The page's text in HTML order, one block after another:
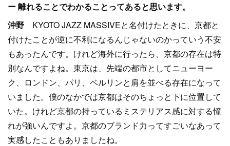
ー 離れることでわかることってあると思います。
沖野 KYOTO JAZZ MASSIVEと名付けたときに、京都と
付けたことが逆に不利になるんじゃないのかっていう不安
もあったんです。けれど海外に行ったら、京都の存在は特
別なんですよね。東京は、先端の都市としてニューヨー
ク、ロンドン、パリ、ベルリンと肩を並べる存在になって
いました。僕のなかでは京都はそのちょっと下に位置して
いた。けれど京都の持っているミステリアス感に対する憧
れが強いんですよ。京都のブランド力ってすごいなあって
実感したこともありましたね。